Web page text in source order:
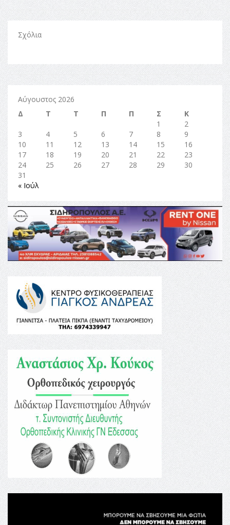
Σχόλια
Αύγουστος 2026
Δ
Τ Τ Π Π Σ
Κ
1
2
3
4 5 6 7 8
9
10
11 12 13 14 15
16
17
18 19 20 21 22
23
24
25 26 27 28 29
30
31
« Ιούλ